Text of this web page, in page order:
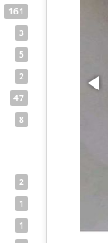
161
3
5
2
47
8
2
1
1